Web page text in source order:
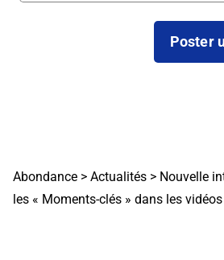
Abondance > Actualités > Nouvelle
les « Moments-clés » dans les vidéos